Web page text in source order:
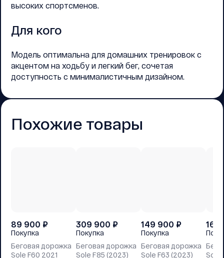
высоких спортсменов.
Для кого
Модель оптимальна для домашних тренировок с
акцентом на ходьбу и легкий бег, сочетая
доступность с минималистичным дизайном.
Похожие товары
89 900 ₽
Покупка
Беговая дорожка
Sole F60 2021
309 900 ₽
Покупка
Беговая дорожка
Sole F85 (2023)
149 900 ₽
Покупка
Беговая дорожка
Sole F63 (2023)
169
Sole